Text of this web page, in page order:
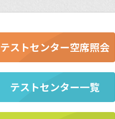
テストセンター空席照会
テストセンター一覧